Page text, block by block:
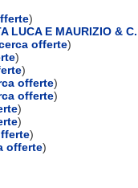
)
LUCA E MAURIZIO &
offerte)
)
)
offerte)
offerte)
)
)
)
offerte)